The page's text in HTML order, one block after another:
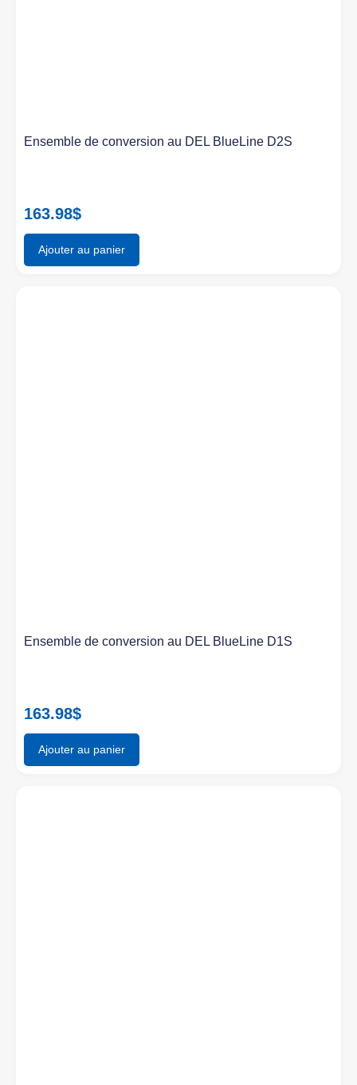
Ensemble de conversion au DEL BlueLine D2S
163.98$
Ajouter au panier
Ensemble de conversion au DEL BlueLine D1S
163.98$
Ajouter au panier